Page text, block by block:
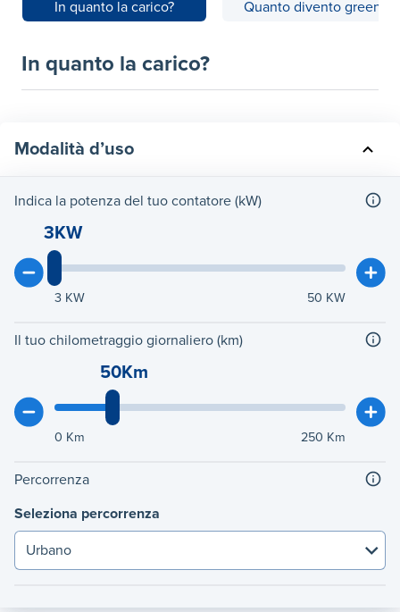
In quanto la carico? Quanto divento green?
In quanto la carico?
Modalità d’uso
Indica la potenza del tuo contatore (kW)
3KW
3 KW 50 KW
Il tuo chilometraggio giornaliero (km)
50Km
0 Km 250 Km
Percorrenza
Seleziona percorrenza